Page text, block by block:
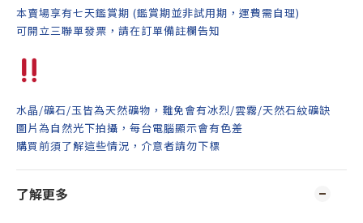
本賣場享有七天鑑賞期 (鑑賞期並非試用期，運費需自理)
可開立三聯單發票，請在訂單備註欄告知
水晶/礦石/玉皆為天然礦物，難免會有冰烈/雲霧/天然石紋礦缺
圖片為自然光下拍攝，每台電腦顯示會有色差
購買前須了解這些情況，介意者請勿下標
了解更多